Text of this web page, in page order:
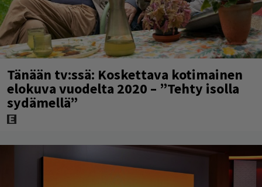
Tänään tv:ssä: Koskettava kotimainen
elokuva vuodelta 2020 – ”Tehty isolla
sydämellä”